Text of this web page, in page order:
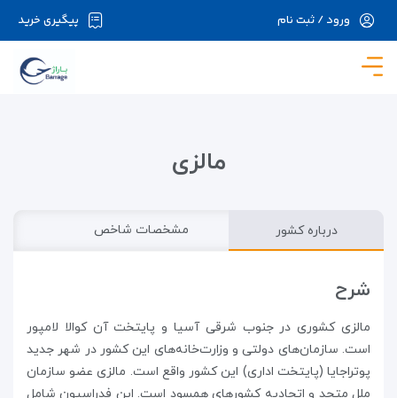
در حال حاضر ارتباط با سرور قطع می باشد لطفا
پیگیری خرید ورود / ثبت نام
مالزی
درباره کشور مشخصات شاخص
شرح
مالزی کشوری در جنوب شرقی آسیا و پایتخت آن کوالا لامپور
است. سازمان‌های دولتی و وزارت‌خانه‌های این کشور در شهر جدید
پوتراجایا (پایتخت اداری) این کشور واقع است. مالزی عضو سازمان
ملل متحد و اتحادیه کشورهای همسود است. این فدراسیون شامل